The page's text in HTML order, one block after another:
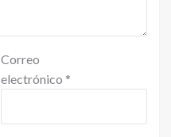
Correo
electrónico *